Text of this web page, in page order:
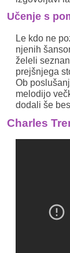
Učenje s
Le kdo ne
njenih
želeli
prejšnjega
Ob
melodijo
dodali še
Charles